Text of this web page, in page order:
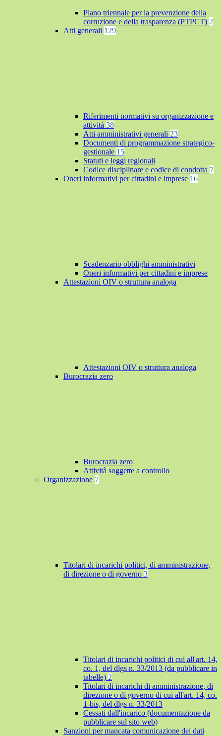
Piano triennale per la prevenzione della
corruzione e della trasparenza (PTPCT) 2
Atti generali 129
Riferimenti normativi su organizzazione e
attività 38
Atti amministrativi generali 23
Documenti di programmazione strategico-
gestionale 15
Statuti e leggi regionali
Codice disciplinare e codice di condotta 7
Oneri informativi per cittadini e imprese 16
Scadenzario obblighi amministrativi
Oneri informativi per cittadini e imprese
Attestazioni OIV o struttura analoga
Attestazioni OIV o struttura analoga
Burocrazia zero
Burocrazia zero
Attività soggette a controllo
Organizzazione 7
Titolari di incarichi politici, di amministrazione,
di direzione o di governo 3
Titolari di incarichi politici di cui all'art. 14,
co. 1, del dlgs n. 33/2013 (da pubblicare in
tabelle) 2
Titolari di incarichi di amministrazione, di
direzione o di governo di cui all'art. 14, co.
1-bis, del dlgs n. 33/2013
Cessati dall'incarico (documentazione da
pubblicare sul sito web)
Sanzioni per mancata comunicazione dei dati